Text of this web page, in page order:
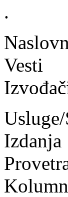
.
Vesti
Izdanja